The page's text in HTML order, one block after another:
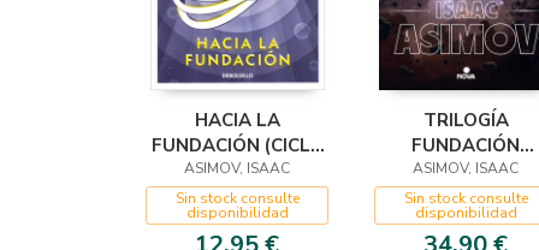
HACIA LA
FUNDACIÓN (CICLO
DE LA FUNDACIÓN
2)
ASIMOV, ISAAC
Sin stock consulte
disponibilidad
TRILOGÍA
FUNDACIÓN
(EDICIÓN
ILUSTRADA)
ASIMOV, ISAAC
Sin stock consulte
disponibilidad